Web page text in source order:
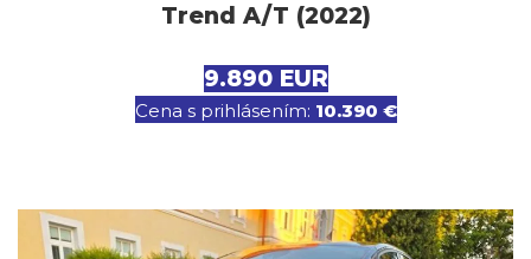
Trend A/T (2022)
9.890 EUR
Cena s prihlásením: 10.390 €